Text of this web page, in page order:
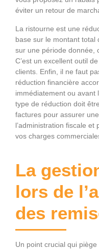
éviter un retour de
La ristourne est une
base sur le montant total
sur une période donnée,
C’est un excellent outil
clients. Enfin, il ne faut
réduction financière
immédiatement ou avant
type de réduction doit
factures pour assurer
l’administration fiscale
vos charges
La
lors de
des
Un point crucial qui